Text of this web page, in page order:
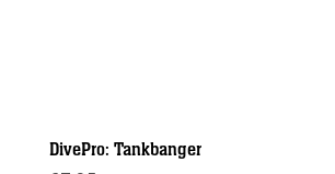
DivePro: Tankbanger